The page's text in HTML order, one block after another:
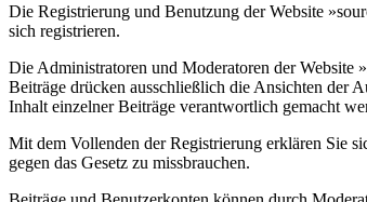
Die Registrierung und Benutzung der Website
sich registrieren.
Die Administratoren und Moderatoren der Website
Beiträge drücken ausschließlich die Ansichten der
Inhalt einzelner Beiträge verantwortlich gemacht
Mit dem Vollenden der Registrierung erklären Sie
gegen das Gesetz zu missbrauchen.